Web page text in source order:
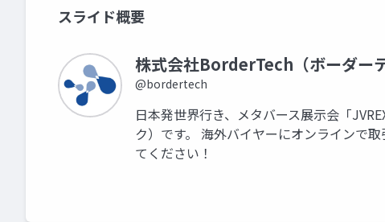
スライド概要
株式会社BorderTech（ボーダーテ
@bordertech
日本発世界行き、メタバース展示会「
ク）です。 海外バイヤーにオンラインで
てください！